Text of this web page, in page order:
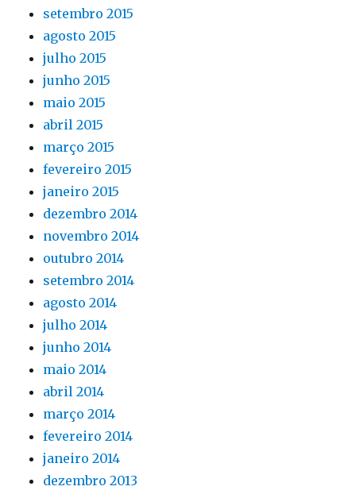
setembro 2015
agosto 2015
julho 2015
junho 2015
maio 2015
abril 2015
março 2015
fevereiro 2015
janeiro 2015
dezembro 2014
novembro 2014
outubro 2014
setembro 2014
agosto 2014
julho 2014
junho 2014
maio 2014
abril 2014
março 2014
fevereiro 2014
janeiro 2014
dezembro 2013